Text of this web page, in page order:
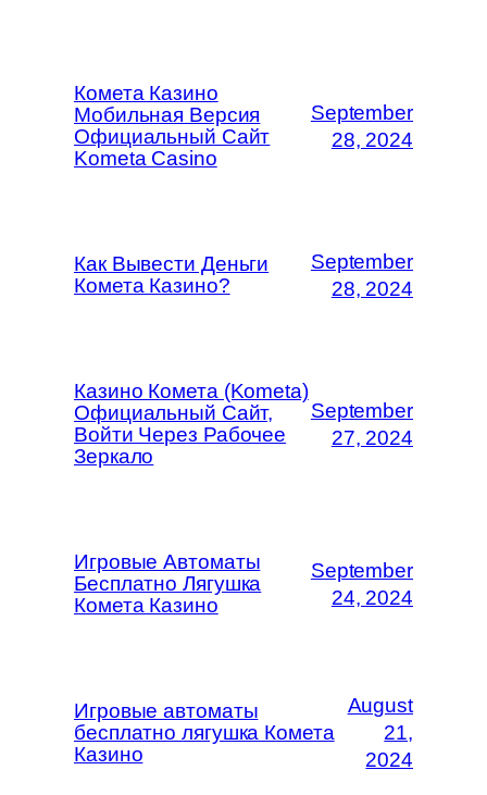
Комета Казино
Мобильная Версия
Официальный Сайт
Kometa Casino
September
28, 2024
Как Вывести Деньги
Комета Казино?
September
28, 2024
Казино Комета (Kometa)
Официальный Сайт,
Войти Через Рабочее
Зеркало
September
27, 2024
Игровые Автоматы
Бесплатно Лягушка
Комета Казино
September
24, 2024
Игровые автоматы
бесплатно лягушка Комета
Казино
August
21,
2024